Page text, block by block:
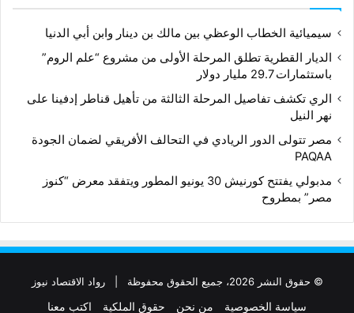
سيميائية الخطاب الوعظي بين مالك بن دينار وابن أبي الدنيا
الديار القطرية تطلق المرحلة الأولى من مشروع “علم الروم”
باستثمارات 29.7 مليار دولار
الري تكشف تفاصيل المرحلة الثالثة من تأهيل قناطر إدفينا على
نهر النيل
مصر تتولى الدور الريادي في التحالف الأفريقي لضمان الجودة
PAQAA
مدبولي يفتتح كورنيش 30 يونيو المطور ويتفقد معرض “كنوز
مصر” بمطروح
© حقوق النشر 2026، جميع الحقوق محفوظة | رواد الاقتصاد نيوز
سياسة الخصوصية من نحن حقوق الملكية اكتب معنا